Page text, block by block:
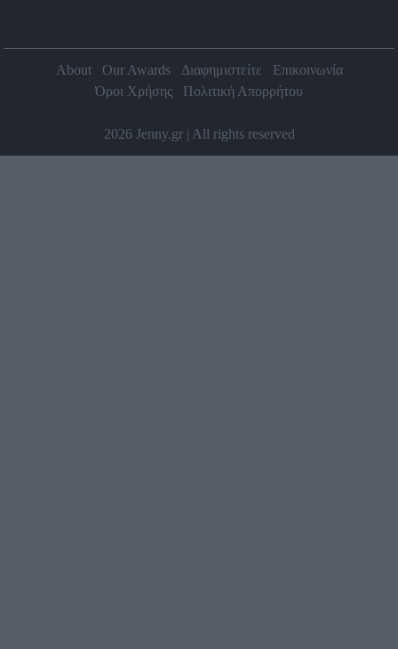
About Our Awards Διαφημιστείτε
Επικοινωνία
Όροι Χρήσης
Πολιτική Απορρήτου
2026 Jenny.gr | All rights reserved